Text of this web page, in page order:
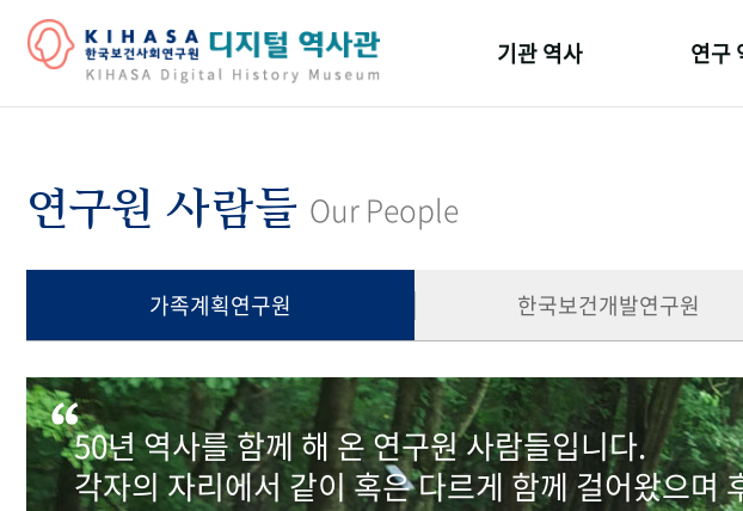
기관 역사 연구
연구원 사람들 Our People
가족계획연구원 한국보건개발연구원
50년 역사를 함께 해 온 연구원 사람들입니다.
각자의 자리에서 같이 혹은 다르게 함께 걸어왔으며